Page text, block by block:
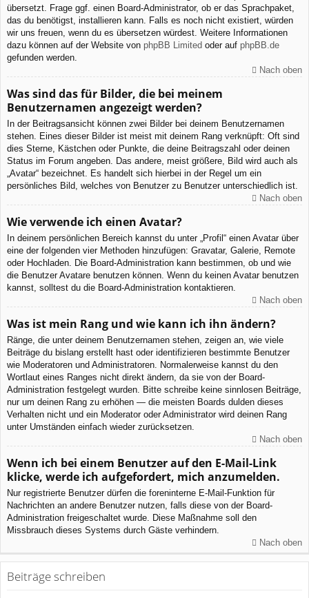
übersetzt. Frage ggf. einen Board-Administrator, ob er das Sprachpaket,
das du benötigst, installieren kann. Falls es noch nicht existiert, würden
wir uns freuen, wenn du es übersetzen würdest. Weitere Informationen
dazu können auf der Website von phpBB Limited oder auf phpBB.de
gefunden werden.
Nach oben
Was sind das für Bilder, die bei meinem
Benutzernamen angezeigt werden?
In der Beitragsansicht können zwei Bilder bei deinem Benutzernamen
stehen. Eines dieser Bilder ist meist mit deinem Rang verknüpft: Oft sind
dies Sterne, Kästchen oder Punkte, die deine Beitragszahl oder deinen
Status im Forum angeben. Das andere, meist größere, Bild wird auch als
„Avatar“ bezeichnet. Es handelt sich hierbei in der Regel um ein
persönliches Bild, welches von Benutzer zu Benutzer unterschiedlich ist.
Nach oben
Wie verwende ich einen Avatar?
In deinem persönlichen Bereich kannst du unter „Profil“ einen Avatar über
eine der folgenden vier Methoden hinzufügen: Gravatar, Galerie, Remote
oder Hochladen. Die Board-Administration kann bestimmen, ob und wie
die Benutzer Avatare benutzen können. Wenn du keinen Avatar benutzen
kannst, solltest du die Board-Administration kontaktieren.
Nach oben
Was ist mein Rang und wie kann ich ihn ändern?
Ränge, die unter deinem Benutzernamen stehen, zeigen an, wie viele
Beiträge du bislang erstellt hast oder identifizieren bestimmte Benutzer
wie Moderatoren und Administratoren. Normalerweise kannst du den
Wortlaut eines Ranges nicht direkt ändern, da sie von der Board-
Administration festgelegt wurden. Bitte schreibe keine sinnlosen Beiträge,
nur um deinen Rang zu erhöhen — die meisten Boards dulden dieses
Verhalten nicht und ein Moderator oder Administrator wird deinen Rang
unter Umständen einfach wieder zurücksetzen.
Nach oben
Wenn ich bei einem Benutzer auf den E-Mail-Link
klicke, werde ich aufgefordert, mich anzumelden.
Nur registrierte Benutzer dürfen die foreninterne E-Mail-Funktion für
Nachrichten an andere Benutzer nutzen, falls diese von der Board-
Administration freigeschaltet wurde. Diese Maßnahme soll den
Missbrauch dieses Systems durch Gäste verhindern.
Nach oben
Beiträge schreiben